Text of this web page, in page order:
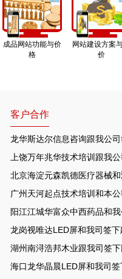
成品网站功能与价
格
网站建设方案
价
客户合作
龙华斯达尔信息咨询跟我公
上饶万年兆华技术培训跟我
北京海淀元森凯德医疗器械
广州天河起点技术培训和本
阳江江城华富众中西药品和
龙岗视唯达LED屏和我司签
湖州南浔浩邦木业跟我司签
海口龙华晶晨LED屏和我司